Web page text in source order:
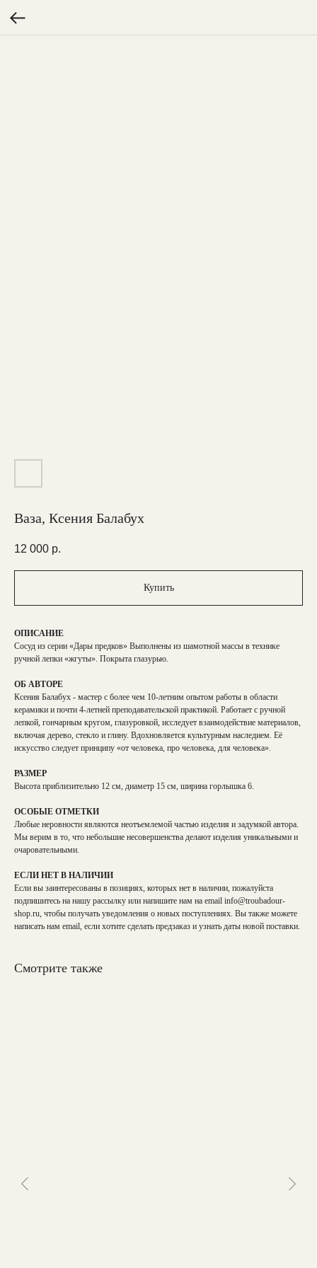
Ваза, Ксения Балабух
12 000 р.
Купить
ОПИСАНИЕ
Сосуд из серии «Дары предков» Выполнены из шамотной массы в технике
ручной лепки «жгуты». Покрыта глазурью.
ОБ АВТОРЕ
Ксения Балабух - мастер с более чем 10-летним опытом работы в области
керамики и почти 4-летней преподавательской практикой. Работает с ручной
лепкой, гончарным кругом, глазуровкой, исследует взаимодействие материалов,
включая дерево, стекло и глину. Вдохновляется культурным наследием. Еë
искусство следует принципу «от человека, про человека, для человека».
РАЗМЕР
Высота приблизительно 12 см, диаметр 15 см, ширина горлышка 6.
ОСОБЫЕ ОТМЕТКИ
Любые неровности являются неотъемлемой частью изделия и задумкой автора.
Мы верим в то, что небольшие несовершенства делают изделия уникальными и
очаровательными.
ЕСЛИ НЕТ В НАЛИЧИИ
Если вы заинтересованы в позициях, которых нет в наличии, пожалуйста
подпишитесь на нашу рассылку или напишите нам на email info@troubadour-
shop.ru, чтобы получать уведомления о новых поступлениях. Вы также можете
написать нам email, если хотите сделать предзаказ и узнать даты новой поставки.
Смотрите также